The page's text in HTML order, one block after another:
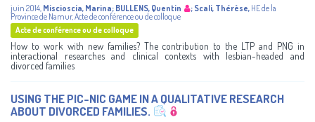
juin 2014 Miscioscia, Marina; BULLENS, Quentin ; Scali, Thérèse, HE de la
Province de Namur, Acte de conférence ou de colloque
Acte de conférence ou de colloque
How to work with new families? The contribution to the LTP and PNG in
interactional researches and clinical contexts with lesbian-headed and
divorced families
USING THE PIC-NIC GAME IN A QUALITATIVE RESEARCH
ABOUT DIVORCED FAMILIES.